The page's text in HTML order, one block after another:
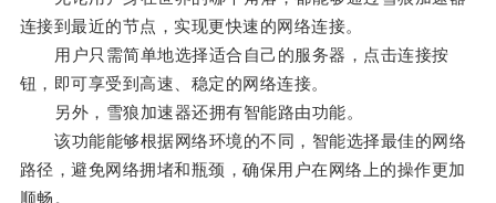
连接到最近的节点，实现更快速的网络连接。
用户只需简单地选择适合自己的服务器，点击连接按
钮，即可享受到高速、稳定的网络连接。
另外，雪狼加速器还拥有智能路由功能。
该功能能够根据网络环境的不同，智能选择最佳的网络
路径，避免网络拥堵和瓶颈，确保用户在网络上的操作更加
顺畅。